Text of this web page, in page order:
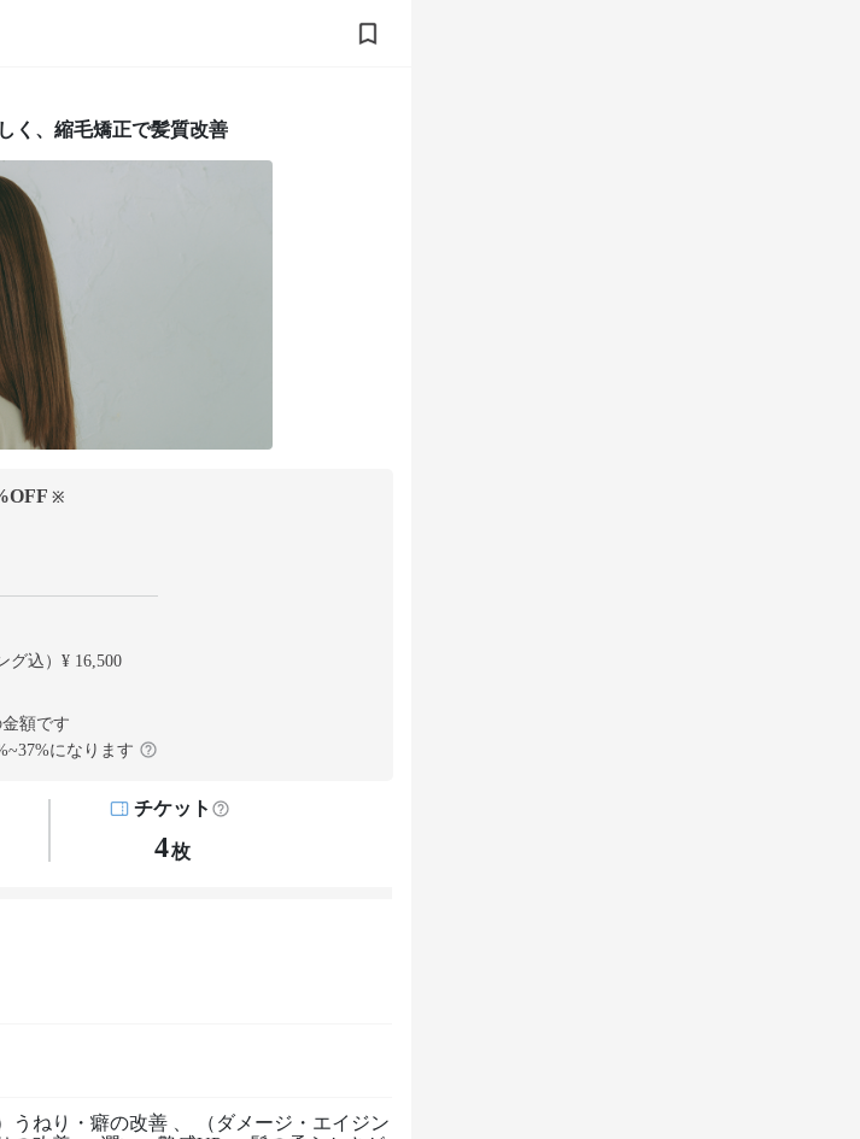
く、縮毛矯正で髪質改善
※
グ込）¥ 16,500
額です
37%になります
チケット
4枚
うねり・癖の改善
（ダメージ・エイジン